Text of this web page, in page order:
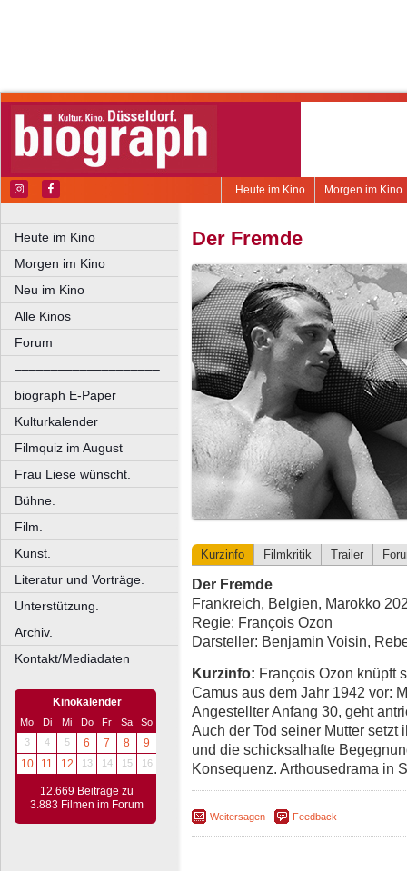
Morgen im Kino
Heute im Kino
Heute im Kino
Morgen im Kino
Neu im Kino
Alle Kinos
Forum
––––––––––––––––––––
biograph E-Paper
Kulturkalender
Filmquiz im August
Frau Liese wünscht.
Bühne.
Film.
Kunst.
Literatur und Vorträge.
Unterstützung.
Archiv.
Kontakt/Mediadaten
Kinokalender
Mo Di Mi Do Fr Sa
So
3
4 5 6 7 8
9
10
11 12 13 14 15 16
12.669 Beiträge zu
3.883 Filmen im Forum
Der Fremde
Kurzinfo Filmkritik Trailer
Der Fremde
Frankreich, Belgien, Marokko
Regie: François Ozon
Darsteller: Benjamin Voisin,
Kurzinfo: François Ozon knüpft
Camus aus dem Jahr 1942 vor:
Angestellter Anfang 30, geht
Auch der Tod seiner Mutter setzt
und die schicksalhafte
Konsequenz. Arthousedrama in
Weitersagen Feedback